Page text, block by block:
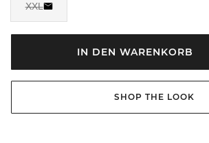
XXL
IN DEN WARENKORB
SHOP THE LOOK